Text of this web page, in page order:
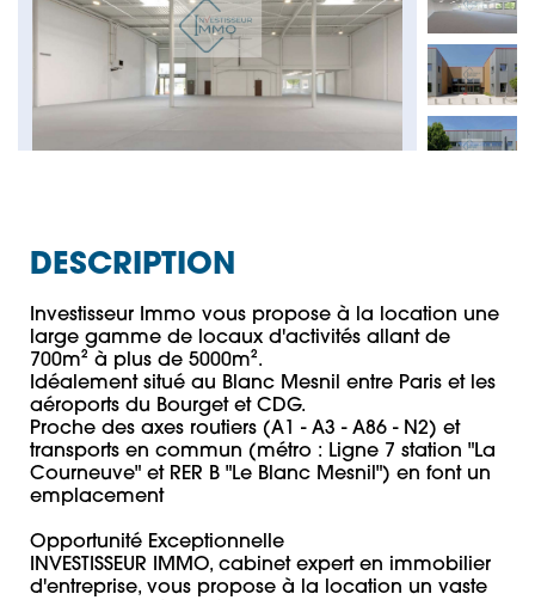
INVESTISSEMENT
SOCIÉTÉ
DESCRIPTION
Investisseur Immo vous propose à la location une
large gamme de locaux d'activités allant de
700m² à plus de 5000m².
Idéalement situé au Blanc Mesnil entre Paris et les
aéroports du Bourget et CDG.
Proche des axes routiers (A1 - A3 - A86 - N2) et
transports en commun (métro : Ligne 7 station "La
Courneuve" et RER B "Le Blanc Mesnil") en font un
emplacement
Opportunité Exceptionnelle
INVESTISSEUR IMMO, cabinet expert en immobilier
d'entreprise, vous propose à la location un vaste